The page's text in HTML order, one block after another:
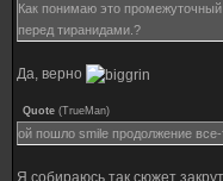
Как понимаю это
перед тиранидами.?
Да, верно
Quote (TrueMan)
ой пошло smile продолжение все-
Я собираюсь так сюжет